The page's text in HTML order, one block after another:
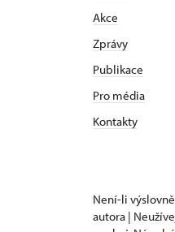
Akce
Zprávy
Publikace
Pro média
Kontakty
Není-li
autora |